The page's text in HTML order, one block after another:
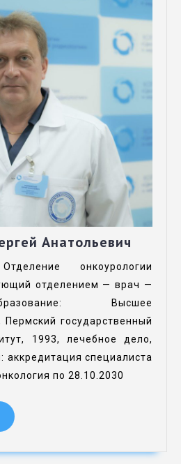
Анатольевич
онкоурологии
отделением — врач —
Высшее
государственный
1993, лечебное дело,
аккредитация специалиста
по 28.10.2030